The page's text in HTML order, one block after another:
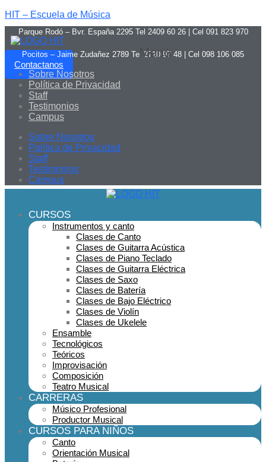
HIT – Escuela de Música
Menú
Contactanos
Parque Rodó – Bvr. España 2295 Tel 2409 60 26 | Cel 091 823 970
Pocitos – Jaime Zudañez 2789 Tel 2710 97 48 Cel 098 106 085
Sobre Nosotros
Política de Privacidad
Staff
Testimonios
Campus
Sobre Nosotros
Política de Privacidad
Staff
Testimonios
Campus
CURSOS
Instrumentos y canto
Clases de Canto
Clases de Guitarra Acústica
Clases de Piano Teclado
Clases de Guitarra Eléctrica
Clases de Saxo
Clases de Batería
Clases de Bajo Eléctrico
Clases de Violín
Clases de Ukelele
Ensamble
Tecnológicos
Teóricos
Improvisación
Composición
Teatro Musical
CARRERAS
Músico Profesional
Productor Musical
CURSOS PARA NIÑOS
Canto
Orientación Musical